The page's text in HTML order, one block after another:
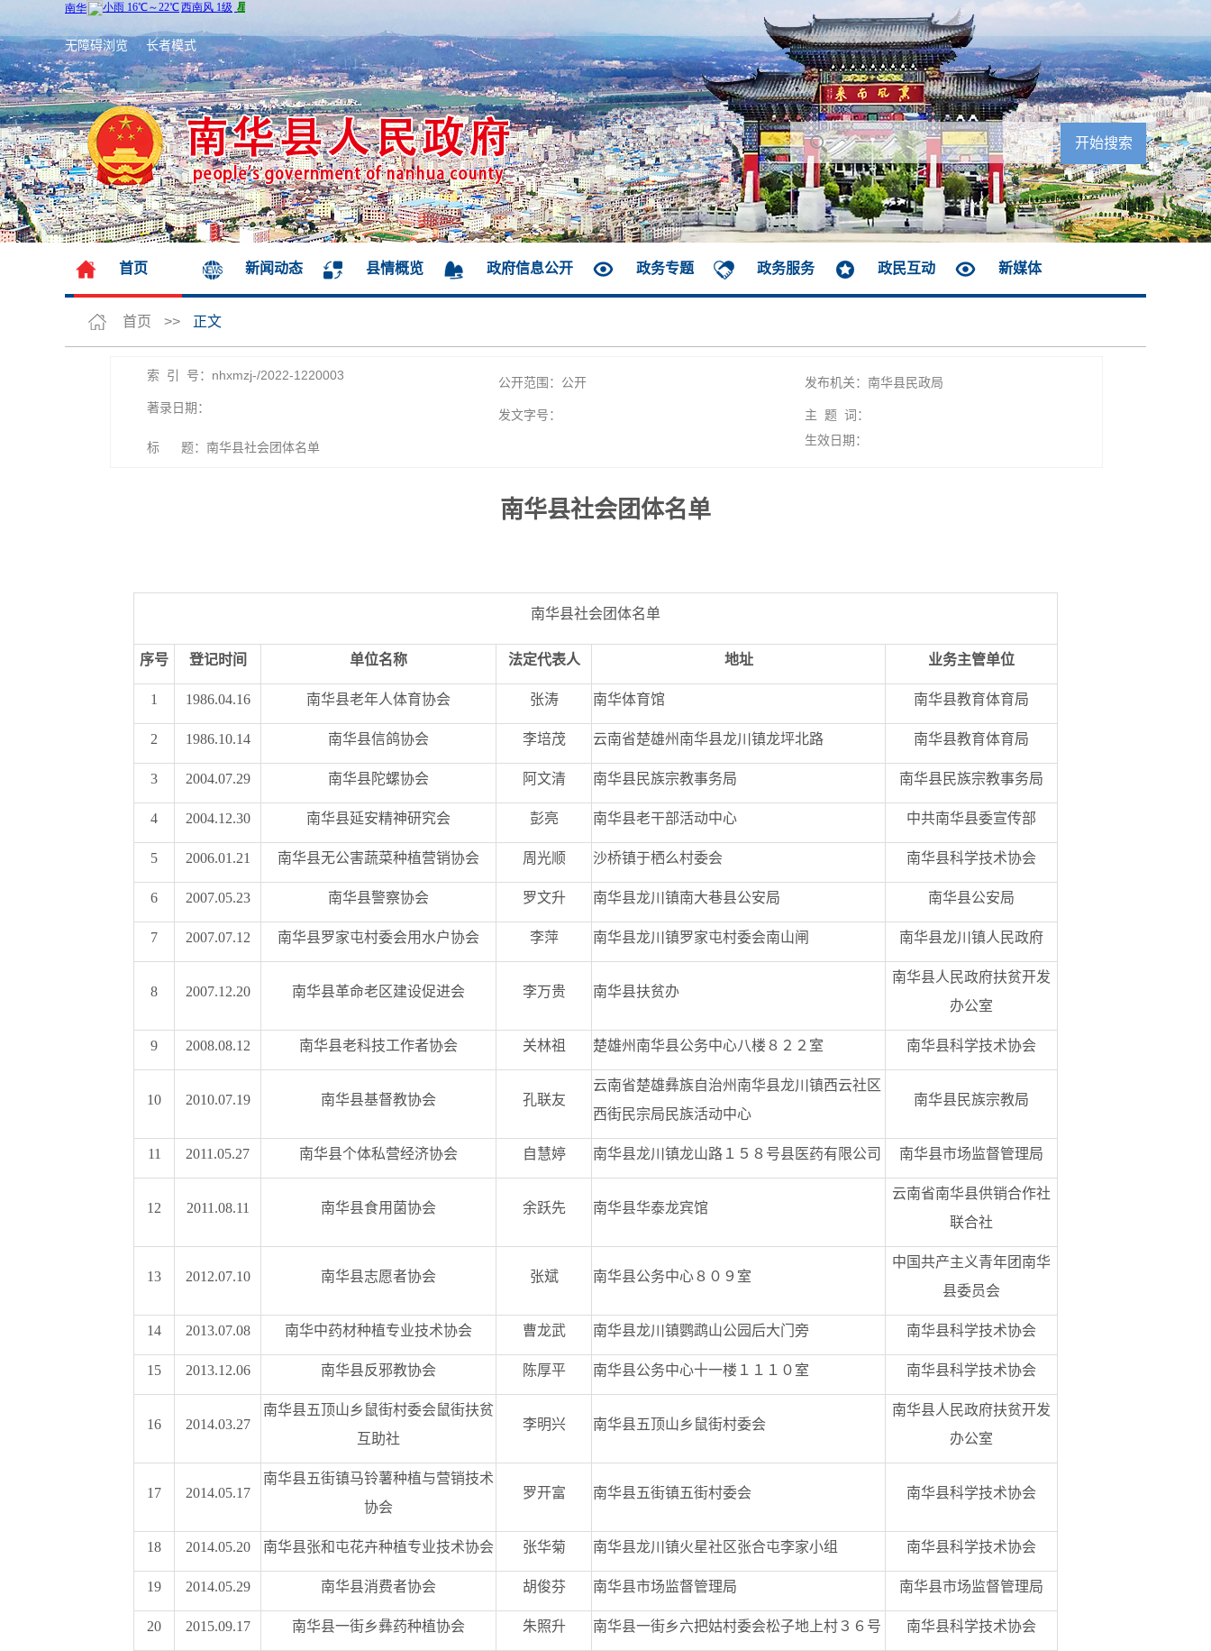
无障碍浏览 长者模式
首页 新闻动态 县情概览 政府信息公开 政务专题 政务服务 政民互动 新媒体
首页 >> 正文
索 引 号：nhxmzj-/2022-1220003 公开范围：公开
发布机关：南华县民政局
著录日期：
发文字号： 主 题 词：
标 题：南华县社会团体名单 生效日期：
南华县社会团体名单
南华县社会团体名单
序号 登记时间 单位名称 法定代表人 地址 业务主管单位
1 1986.04.16 南华县老年人体育协会 张涛 南华体育馆 南华县教育体育局
2 1986.10.14 南华县信鸽协会 李培茂 云南省楚雄州南华县龙川镇龙坪北路 南华县教育体育局
3 2004.07.29 南华县陀螺协会 阿文清 南华县民族宗教事务局 南华县民族宗教事务局
4 2004.12.30 南华县延安精神研究会 彭亮 南华县老干部活动中心 中共南华县委宣传部
5 2006.01.21 南华县无公害蔬菜种植营销协会 周光顺 沙桥镇于栖么村委会 南华县科学技术协会
6 2007.05.23 南华县警察协会 罗文升 南华县龙川镇南大巷县公安局 南华县公安局
7 2007.07.12 南华县罗家屯村委会用水户协会 李萍 南华县龙川镇罗家屯村委会南山闸 南华县龙川镇人民政府
8 2007.12.20 南华县革命老区建设促进会 李万贵 南华县扶贫办
南华县人民政府扶贫开发
办公室
9 2008.08.12 南华县老科技工作者协会 关林祖 楚雄州南华县公务中心八楼８２２室 南华县科学技术协会
10 2010.07.19 南华县基督教协会 孔联友
云南省楚雄彝族自治州南华县龙川镇西云社区
西街民宗局民族活动中心
南华县民族宗教局
11 2011.05.27 南华县个体私营经济协会 自慧婷 南华县龙川镇龙山路１５８号县医药有限公司 南华县市场监督管理局
12 2011.08.11 南华县食用菌协会 余跃先 南华县华泰龙宾馆
云南省南华县供销合作社
联合社
13 2012.07.10 南华县志愿者协会 张斌 南华县公务中心８０９室
中国共产主义青年团南华
县委员会
14 2013.07.08 南华中药材种植专业技术协会 曹龙武 南华县龙川镇鹦鹉山公园后大门旁 南华县科学技术协会
15 2013.12.06 南华县反邪教协会 陈厚平 南华县公务中心十一楼１１１０室 南华县科学技术协会
16 2014.03.27
南华县五顶山乡鼠街村委会鼠街扶贫
互助社
李明兴 南华县五顶山乡鼠街村委会
南华县人民政府扶贫开发
办公室
17 2014.05.17
南华县五街镇马铃薯种植与营销技术
协会
罗开富 南华县五街镇五街村委会 南华县科学技术协会
18 2014.05.20 南华县张和屯花卉种植专业技术协会 张华菊 南华县龙川镇火星社区张合屯李家小组 南华县科学技术协会
19 2014.05.29 南华县消费者协会 胡俊芬 南华县市场监督管理局 南华县市场监督管理局
20 2015.09.17 南华县一街乡彝药种植协会 朱照升 南华县一街乡六把姑村委会松子地上村３６号 南华县科学技术协会